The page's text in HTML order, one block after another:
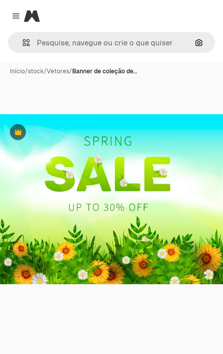
Close menu
Magnific
Início/stock/Vetores/Banner de coleção de…
Premium